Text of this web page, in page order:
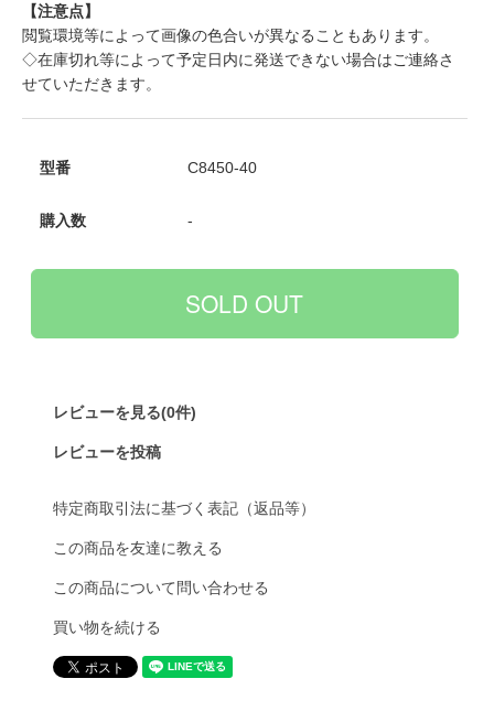
【注意点】
閲覧環境等によって画像の色合いが異なることもあります。
◇在庫切れ等によって予定日内に発送できない場合はご連絡さ
せていただきます。
型番 C8450-40
購入数 -
レビューを見る(0件)
レビューを投稿
特定商取引法に基づく表記（返品等）
この商品を友達に教える
この商品について問い合わせる
買い物を続ける